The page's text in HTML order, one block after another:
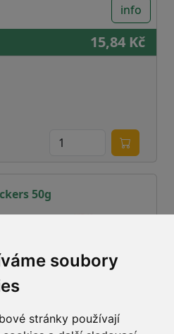
soubory
stránky používají
info
15,84 Kč
50g
15,96 Kč